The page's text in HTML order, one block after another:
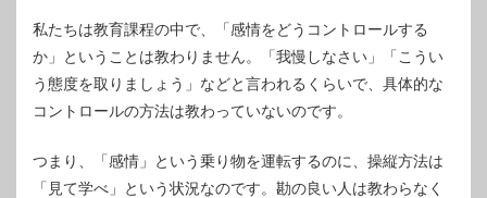
私たちは教育課程の中で、「感情をどうコントロールする
か」ということは教わりません。「我慢しなさい」「こうい
う態度を取りましょう」などと言われるくらいで、具体的な
コントロールの方法は教わっていないのです。
つまり、「感情」という乗り物を運転するのに、操縦方法は
「見て学べ」という状況なのです。勘の良い人は教わらなく